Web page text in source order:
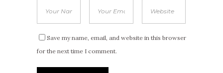
Save my name, email, and website in this browser
for the next time I comment.